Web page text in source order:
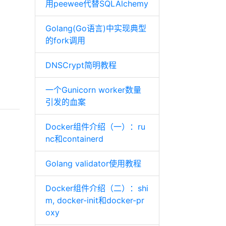
用peewee代替SQLAlchemy
Golang(Go语言)中实现典型
的fork调用
DNSCrypt简明教程
一个Gunicorn worker数量
引发的血案
Docker组件介绍（一）：ru
nc和containerd
Golang validator使用教程
Docker组件介绍（二）：shi
m, docker-init和docker-pr
oxy